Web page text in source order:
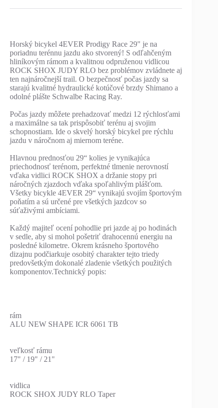
Horský bicykel 4EVER Prodigy Race 29" je na
poriadnu terénnu jazdu ako stvorený! S odľahčeným
hliníkovým rámom a kvalitnou odpruženou vidlicou
ROCK SHOX JUDY RLO bez problémov zvládnete aj
ten najnáročnejší trail. O bezpečnosť počas jazdy sa
starajú kvalitné hydraulické kotúčové brzdy Shimano a
odolné plášte Schwalbe Racing Ray.
Počas jazdy môžete prehadzovať medzi 12 rýchlosťami
a maximálne sa tak prispôsobiť terénu aj svojim
schopnostiam. Ide o skvelý horský bicykel pre rýchlu
jazdu v náročnom aj miernom teréne.
Hlavnou prednosťou 29“ kolies je vynikajúca
priechodnosť terénom, perfektné tlmenie nerovností
vďaka vidlici ROCK SHOX a držanie stopy pri
náročných zjazdoch vďaka spoľahlivým plášťom.
Všetky bicykle 4EVER 29“ vynikajú svojím športovým
poňatím a sú určené pre všetkých jazdcov so
súťaživými ambíciami.
Každý majiteľ ocení pohodlie pri jazde aj po hodinách
v sedle, aby si mohol pošetriť drahocennú energiu na
posledné kilometre. Okrem krásneho športového
dizajnu podčiarkuje osobitý charakter tejto triedy
predovšetkým dokonalé zladenie všetkých použitých
komponentov.Technický popis:
rám
ALU NEW SHAPE ICR 6061 TB
veľkosť rámu
17" / 19" / 21"
vidlica
ROCK SHOX JUDY RLO Taper